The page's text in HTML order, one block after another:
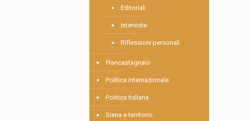
Editoriali
Interviste
Riflessioni personali
Piancastagnaio
Politica internazionale
Politica Italiana
Siena e territorio